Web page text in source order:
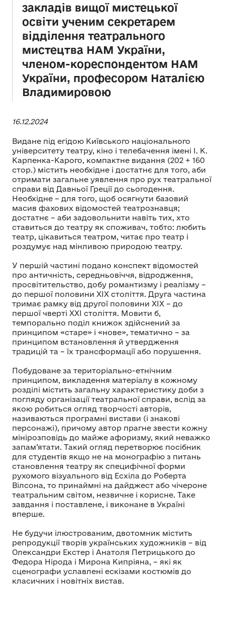
закладів вищої мистецької
освіти ученим секретарем
відділення театрального
мистецтва НАМ України,
членом-кореспондентом НАМ
України, професором Наталією
Владимировою
16.12.2024
Видане під егідою Київського національного
університету театру, кіно і телебачення імені І. К.
Карпенка-Карого, компактне видання (202 + 160
стор.) містить необхідне і достатнє для того, аби
отримати загальне уявлення про рух театральної
справи від Давньої Греції до сьогодення.
Необхідне – для того, щоб осягнути базовий
масив фахових відомостей театрознавця;
достатнє – аби задовольнити навіть тих, хто
ставиться до театру як споживач, тобто: любить
театр, цікавиться театром, читає про театр і
роздумує над мінливою природою театру.
У першій частині подано конспект відомостей
про античність, середньовіччя, відродження,
просвітительство, добу романтизму і реалізму –
до першої половини ХІХ століття. Друга частина
тримає рамку від другої половини ХІХ – до
першої чверті ХХІ століття. Мовити б,
темпорально поділ книжок здійснений за
принципом «старе» і «нове», тематично – за
принципом встановлення й утвердження
традицій та – їх трансформації або порушення.
Побудоване за територіально-етнічним
принципом, викладення матеріалу в кожному
розділі містить загальну характеристику доби з
погляду організації театральної справи, вслід за
якою робиться огляд творчості авторів,
називаються програмні вистави (і знакові
персонажі), причому автор прагне звести кожну
мінірозповідь до майже афоризму, який неважко
запам’ятати. Такий огляд перетворює посібник
для студентів якщо не на монографію з питань
становлення театру як специфічної форми
рухомого візуального від Есхіла до Роберта
Вілсона, то принаймні на дайджест або чічероне
театральним світом, незвичне і корисне. Таке
завдання і поставлене, і виконане в Україні
вперше.
Не будучи ілюстрованим, двотомник містить
репродукції творів українських художників – від
Олександри Екстер і Анатоля Петрицького до
Федора Нірода і Мирона Кипріяна, – які як
сценографи уславлені ескізами костюмів до
класичних і новітніх вистав.